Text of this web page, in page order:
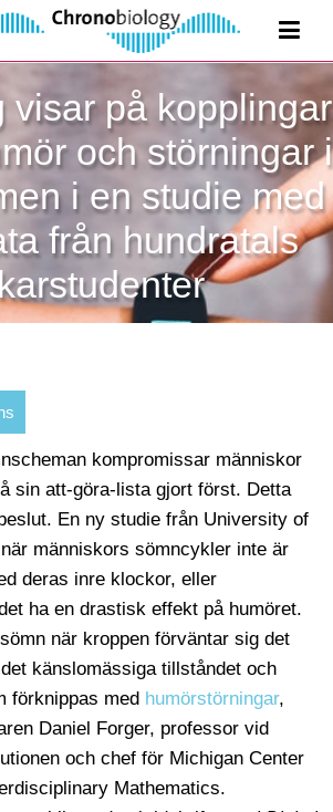
visar på kopplingar
och störningar i
i en studie med
från hundratals
kompromissar människor
sin att-göra-lista gjort först. Detta
En ny studie från University of
människors sömncykler inte är
deras inre klockor, eller
ha en drastisk effekt på humöret.
när kroppen förväntar sig det
känslomässiga tillståndet och
förknippas med humörstörningar,
Daniel Forger, professor vid
och chef för Michigan Center
Mathematics.